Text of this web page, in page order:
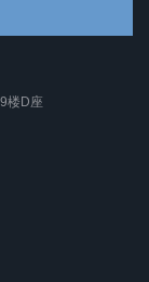
楼D座